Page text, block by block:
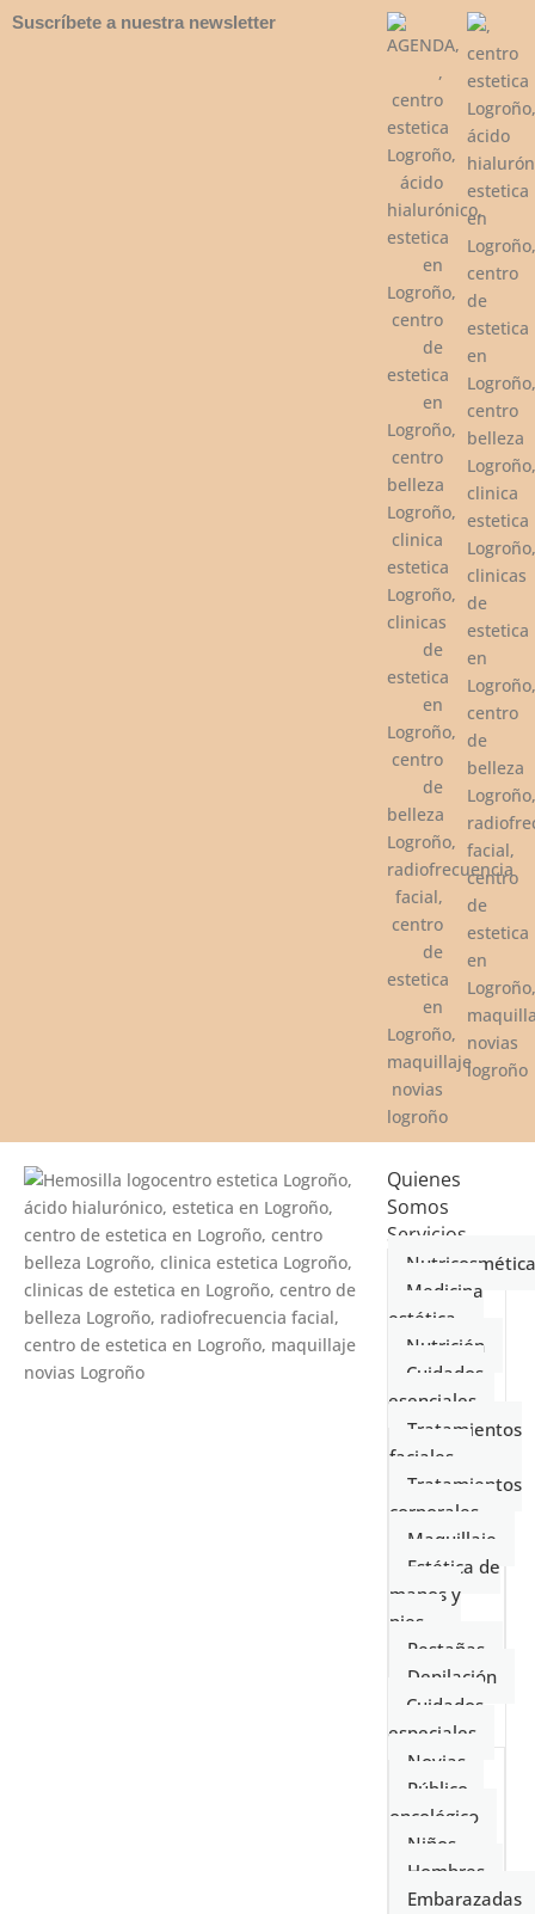
Suscríbete a nuestra newsletter
Quienes
Somos
Servicios
Nutricosmética
Medicina
estética
Nutrición
Cuidados
esenciales
Tratamientos
faciales
Tratamientos
corporales
Maquillaje
Estética de
manos y
pies
Pestañas
Depilación
Cuidados
especiales
Novias
Público
oncológico
Niños
Hombres
Embarazadas